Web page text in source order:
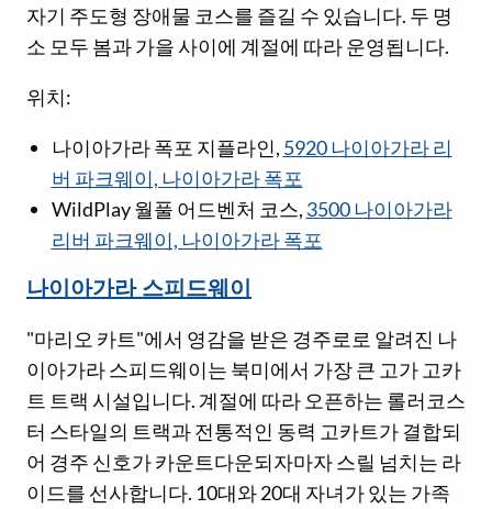
자기 주도형 장애물 코스를 즐길 수 있습니다. 두 명
소 모두 봄과 가을 사이에 계절에 따라 운영됩니다.
위치:
나이아가라 폭포 지플라인, 5920 나이아가라 리
버 파크웨이, 나이아가라 폭포
WildPlay 월풀 어드벤처 코스, 3500 나이아가라
리버 파크웨이, 나이아가라 폭포
나이아가라 스피드웨이
"마리오 카트"에서 영감을 받은 경주로로 알려진 나
이아가라 스피드웨이는 북미에서 가장 큰 고가 고카
트 트랙 시설입니다. 계절에 따라 오픈하는 롤러코스
터 스타일의 트랙과 전통적인 동력 고카트가 결합되
어 경주 신호가 카운트다운되자마자 스릴 넘치는 라
이드를 선사합니다. 10대와 20대 자녀가 있는 가족